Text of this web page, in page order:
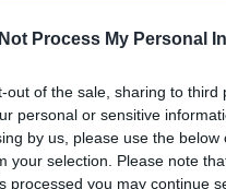
Process My Personal
out of the sale, sharing to third
personal or sensitive
by us, please use the below
your selection. Please note
processed you may continue
la squadra